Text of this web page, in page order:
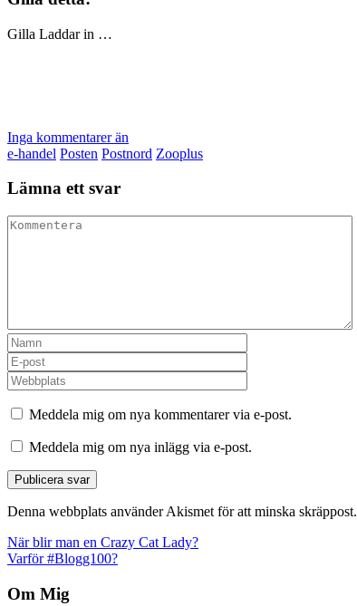
Gilla Laddar in …
Inga kommentarer än
e-handel Posten Postnord Zooplus
Lämna ett svar
Meddela mig om nya kommentarer via e-post.
Meddela mig om nya inlägg via e-post.
Denna webbplats använder Akismet för att minska skräppost.
Inläggsnavigering
När blir man en Crazy Cat Lady?
Varför #Blogg100?
Om Mig